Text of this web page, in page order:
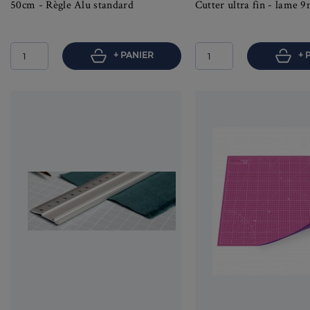
50cm - Règle Alu standard
+ PANIER
Cutter ultra fin - lame
+